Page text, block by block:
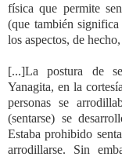
física que permite
(que también
los aspectos, de
[...]La postura de
Yanagita, en la
personas se
(sentarse) se
Estaba prohibido
arrodillarse. Sin